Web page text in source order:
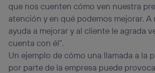
que nos cuenten cómo ven nuestra
atención y en qué podemos mejorar.
ayuda a mejorar y al cliente le agrada
cuenta con él”.
Un ejemplo de cómo una llamada a la
por parte de la empresa puede